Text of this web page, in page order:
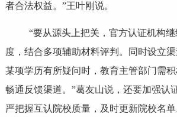
者合法权益。”王叶刚说。
“要从源头上把关，官方认证机构继
度，结合多项辅助材料评判。同时设立
某项学历有所疑问时，教育主管部门需积
畅通反馈渠道。”葛友山说，还要加强认
严把握互认院校质量，及时更新院校名